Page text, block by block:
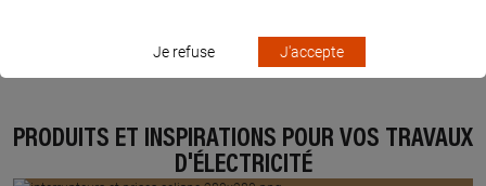
PRODUITS ET INSPIRATIONS POUR VOS TRAVAUX
D'ÉLECTRICITÉ
Je refuse J'accepte